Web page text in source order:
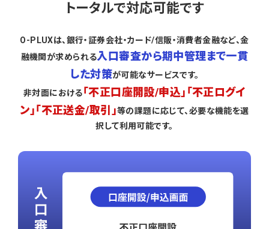
トータルで対応可能です
O-PLUXは、銀行・証券会社・カード/信販・消費者金融など、金
融機関が求められる入口審査から期中管理まで一貫
した対策が可能なサービスです。
非対面における「不正口座開設/申込」「不正ログイ
ン」「不正送金/取引」等の課題に応じて、必要な機能を選
択して利用可能です。